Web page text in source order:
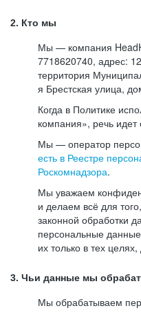
2. Кто мы
Мы — компания
7718620740, адрес:
территория
я Брестская улица,
Когда в Политике
компания», речь
Мы — оператор
есть в Реестре
Роскомнадзора.
Мы уважаем
и делаем всё для
законной обработки
персональные
их только в тех
3. Чьи данные мы
Мы обрабатываем